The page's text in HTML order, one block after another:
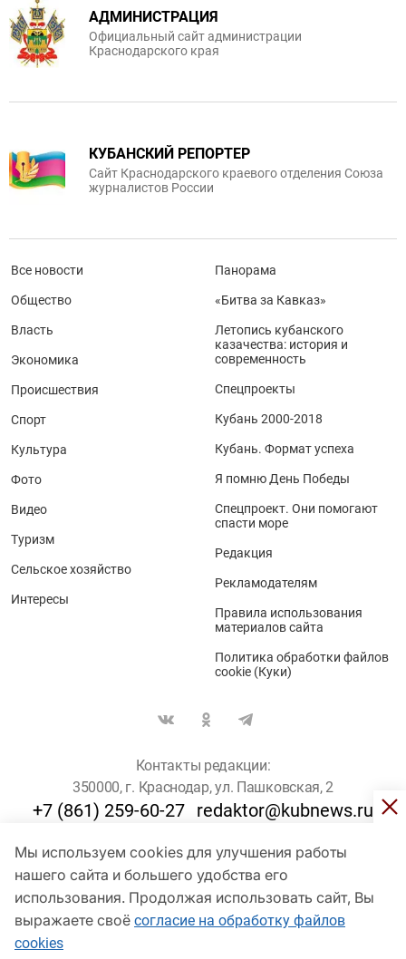
Мы используем cookies для улучшения работы
нашего сайта и большего удобства его
использования. Продолжая использовать сайт, Вы
выражаете своё согласие на обработку файлов
cookies
АДМИНИСТРАЦИЯ
Официальный сайт администрации
Краснодарского края
КУБАНСКИЙ РЕПОРТЕР
Сайт Краснодарского краевого отделения Союза
журналистов России
Все новости
Общество
Власть
Экономика
Происшествия
Спорт
Культура
Фото
Видео
Туризм
Сельское хозяйство
Интересы
Панорама
«Битва за Кавказ»
Летопись кубанского
казачества: история и
современность
Спецпроекты
Кубань 2000-2018
Кубань. Формат успеха
Я помню День Победы
Спецпроект. Они помогают
спасти море
Редакция
Рекламодателям
Правила использования
материалов сайта
Политика обработки файлов
cookie (Куки)
Контакты редакции:
350000, г. Краснодар, ул. Пашковская, 2
+7 (861) 259-60-27 redaktor@kubnews.ru
Для пользователей старше 16 лет
© Кубанские Новости, 2017
Сетевое издание «kubnews» зарегистрировано Федеральной
службой по надзору в сфере связи, информационных технологий
и массовых коммуникаций (Роскомнадзор). Регистрационный